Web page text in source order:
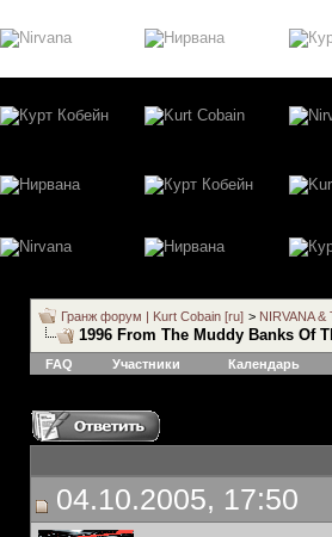
Гранж форум | Kurt Cobain [ru] > NIRVANA
1996 From The Muddy Banks Of
FAQ Участники Календарь
04.10.2005, 17:50